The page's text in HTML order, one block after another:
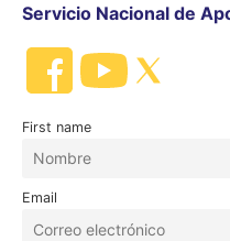
Servicio Nacional de
First name
Email